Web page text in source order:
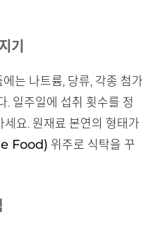
기
는 나트륨, 당류, 각종 첨가
. 일주일에 섭취 횟수를 정
요. 원재료 본연의 형태가
Food) 위주로 식탁을 꾸